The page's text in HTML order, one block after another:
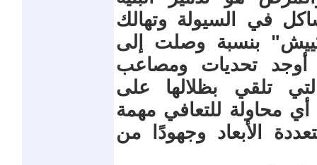
في السيولة وتهالك
بنسبة وصلت إلى
أوجد تحديات ومصاعب
تلقي بظلالها على
محاولة للتعافي مهمة
الأبعاد وجهودًا من